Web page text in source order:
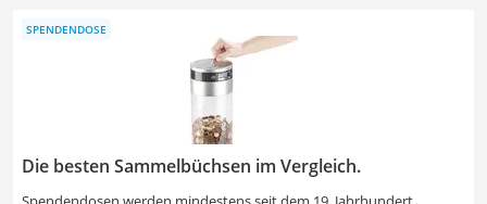
einen Feingehalt von 999,9 auf. Mit einer Feinwaage können Sie das
genaue Gewicht überprüfen. Wählen Sie jetzt einen Goldbarren (1 g)
in einer sicheren Kunststoffkapsel aus der Vergleichstabelle, um
Verunreinigungen des Goldes zu vermeiden.
Die besten Sammelbüchsen im Vergleich.
SPENDENDOSE